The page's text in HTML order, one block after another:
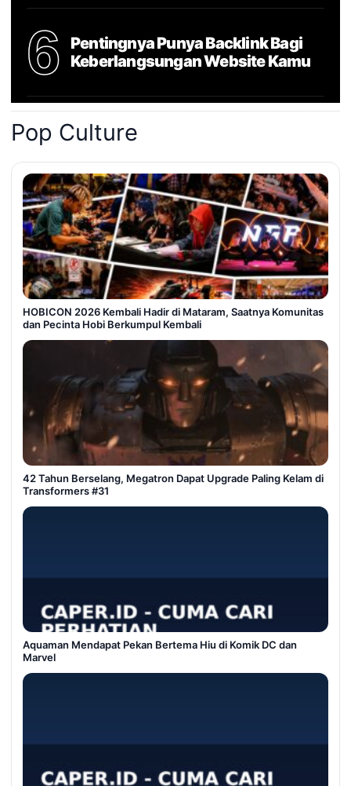
6
Pentingnya Punya Backlink Bagi
Keberlangsungan Website Kamu
Pop Culture
HOBICON 2026 Kembali Hadir di Mataram, Saatnya Komunitas
dan Pecinta Hobi Berkumpul Kembali
42 Tahun Berselang, Megatron Dapat Upgrade Paling Kelam di
Transformers #31
Aquaman Mendapat Pekan Bertema Hiu di Komik DC dan
Marvel